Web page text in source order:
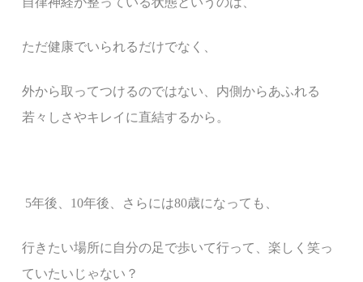
ただ健康でいられるだけでなく、
外から取ってつけるのではない、内側からあふれる
若々しさやキレイに直結するから。
5年後、10年後、さらには80歳になっても、
行きたい場所に自分の足で歩いて行って、楽しく笑っ
ていたいじゃない？